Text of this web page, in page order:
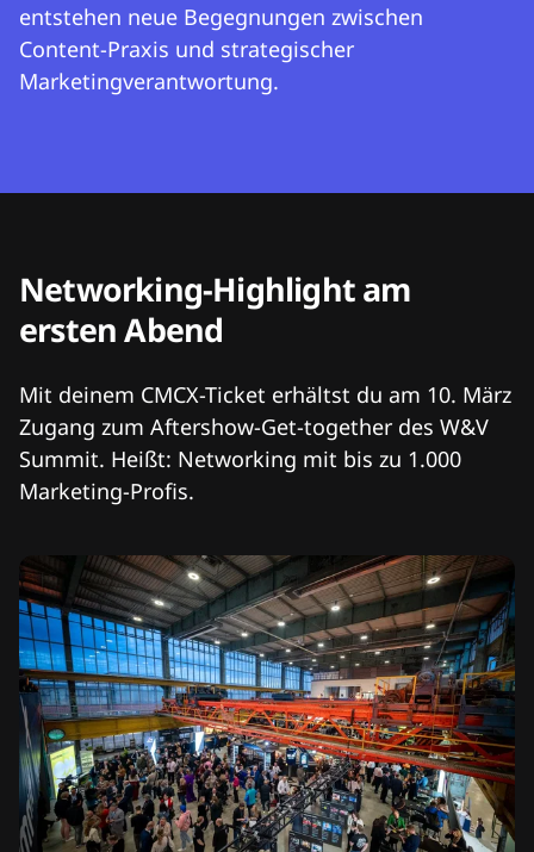
entstehen neue Begegnungen zwischen
Content-Praxis und strategischer
Marketingverantwortung.
Networking-Highlight am
ersten Abend
Mit deinem CMCX-Ticket erhältst du am 10. März
Zugang zum Aftershow-Get-together des W&V
Summit. Heißt: Networking mit bis zu 1.000
Marketing-Profis.